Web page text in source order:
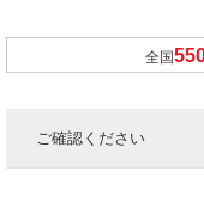
全国
ご確認ください